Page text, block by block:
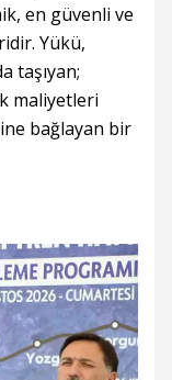
en güvenli ve
Yükü,
taşıyan;
maliyetleri
bağlayan bir